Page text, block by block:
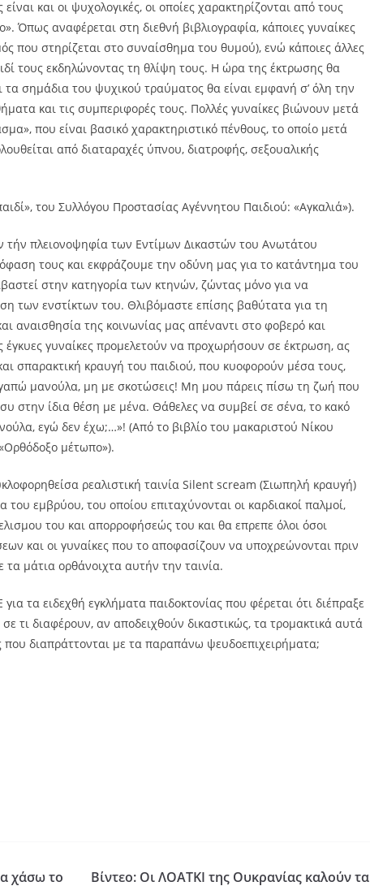
και οι ψυχολογικές, οι οποίες χαρακτηρίζονται από τους
Όπως αναφέρεται στη διεθνή βιβλιογραφία, κάποιες γυναίκες
που στηρίζεται στο συναίσθημα του θυμού), ενώ κάποιες άλλες
τους εκδηλώνοντας τη θλίψη τους. Η ώρα της έκτρωσης θα
τα σημάδια του ψυχικού τραύματος θα είναι εμφανή σ’ όλη την
και τις συμπεριφορές τους. Πολλές γυναίκες βιώνουν μετά
που είναι βασικό χαρακτηριστικό πένθους, το οποίο μετά
από διαταραχές ύπνου, διατροφής, σεξουαλικής
του Συλλόγου Προστασίας Αγέννητου Παιδιού: «Αγκαλιά»).
τήν πλειονοψηφία των Εντίμων Δικαστών του Ανωτάτου
τους και εκφράζουμε την οδύνη μας για το κατάντημα του
στην κατηγορία των κτηνών, ζώντας μόνο για να
των ενστίκτων του. Θλιβόμαστε επίσης βαθύτατα για τη
αναισθησία της κοινωνίας μας απέναντι στο φοβερό και
γυναίκες προμελετούν να προχωρήσουν σε έκτρωση, ας
σπαρακτική κραυγή του παιδιού, που κυοφορούν μέσα τους,
μανούλα, μη με σκοτώσεις! Μη μου πάρεις πίσω τη ζωή που
στην ίδια θέση με μένα. Θάθελες να συμβεί σε σένα, το κακό
εγώ δεν έχω;…»! (Από το βιβλίο του μακαριστού Νίκου
μέτωπο»).
ρεαλιστική ταινία Silent scream (Σιωπηλή κραυγή)
του εμβρύου, του οποίου επιταχύνονται οι καρδιακοί παλμοί,
του και απορροφήσεώς του και θα επρεπε όλοι όσοι
και οι γυναίκες που το αποφασίζουν να υποχρεώνονται πριν
μάτια ορθάνοιχτα αυτήν την ταινία.
τα ειδεχθή εγκλήματα παιδοκτονίας που φέρεται ότι διέπραξε
τι διαφέρουν, αν αποδειχθούν δικαστικώς, τα τρομακτικά αυτά
που διαπράττονται με τα παραπάνω ψευδοεπιχειρήματα;
χάσω το Βίντεο: Οι ΛΟΑΤΚΙ της Ουκρανίας καλούν τα